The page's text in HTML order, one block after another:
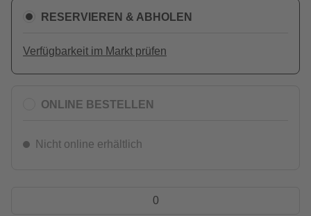
RESERVIEREN & ABHOLEN
Verfügbarkeit im Markt prüfen
ONLINE BESTELLEN
Nicht online erhältlich